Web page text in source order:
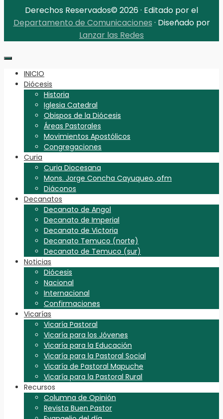
Derechos Reservados© 2026 · Editado por el
Departamento de Comunicaciones · Diseñado por
Lanzar las Redes
INICIO
Diócesis
Historia
Iglesia Catedral
Obispos de la Diócesis
Áreas Pastorales
Movimientos Apostólicos
Congregaciones
Curia
Curia Diocesana
Mons. Jorge Concha Cayuqueo, ofm
Diáconos
Decanatos
Decanato de Angol
Decanato de Imperial
Decanato de Victoria
Decanato Temuco (norte)
Decanato de Temuco (sur)
Noticias
Diócesis
Nacional
Internacional
Confirmaciones
Vicarías
Vicaría Pastoral
Vicaría para los Jóvenes
Vicaría para la Educación
Vicaría para la Pastoral Social
Vicaría de Pastoral Mapuche
Vicaría para la Pastoral Rural
Recursos
Columna de Opinión
Revista Buen Pastor